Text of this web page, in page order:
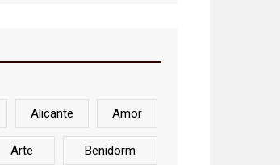
Alicante Amor
Arte Benidorm